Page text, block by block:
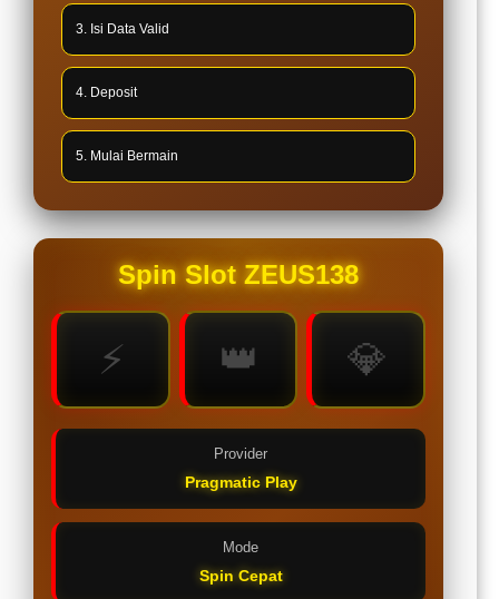
3. Isi Data Valid
4. Deposit
5. Mulai Bermain
Spin Slot ZEUS138
⚡ 👑 💎
Provider
Pragmatic Play
Mode
Spin Cepat